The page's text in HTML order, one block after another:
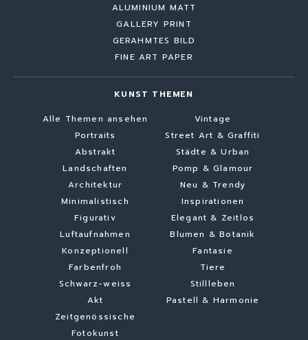
ALUMINIUM MATT
GALLERY PRINT
GERAHMTES BILD
FINE ART PAPER
KUNST THEMEN
Alle Themen ansehen
Portraits
Abstrakt
Landschaften
Architektur
Minimalistisch
Figurativ
Luftaufnahmen
Konzeptionell
Farbenfroh
Schwarz-weiss
Akt
Zeitgenössische
Fotokunst
Vintage
Street Art & Graffiti
Städte & Urban
Pomp & Glamour
Neu & Trendy
Inspirationen
Elegant & Zeitlos
Blumen & Botanik
Fantasie
Tiere
Stillleben
Pastell & Harmonie